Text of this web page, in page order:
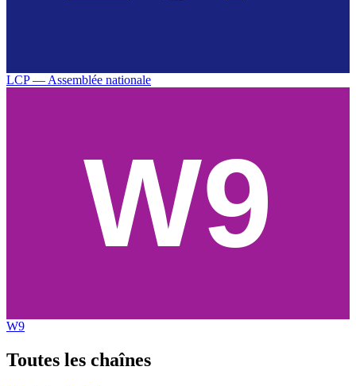
LCP — Assemblée nationale
W9
Toutes les chaînes